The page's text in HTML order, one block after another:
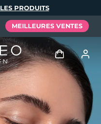
PRODUITS
MEILLEURES VENTES
Se connecter
Profil de l'utilisateur